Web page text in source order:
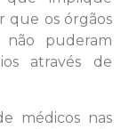
que os órgãos
puderam
através de
médicos nas